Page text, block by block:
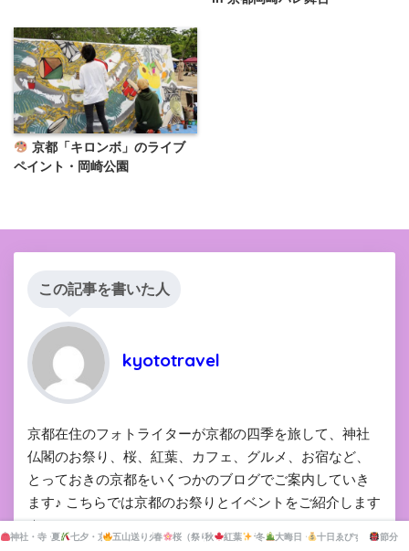
京都「キロンボ」のライブ
ペイント・岡崎公園
この記事を書いた人
kyototravel
京都在住のフォトライターが京都の四季を旅して、神社
仏閣のお祭り、桜、紅葉、カフェ、グルメ、お宿など、
とっておきの京都をいくつかのブログでご案内していき
ます♪ こちらでは京都のお祭りとイベントをご紹介します
☆
神社・寺・公園の市・マーケット
夏 七夕・京の七夕五山送り火・灯籠流し
春 桜（祭り） ライトアップ
秋 紅葉 ライトアップ
冬 大晦日・新年十日ゑびす大祭節分